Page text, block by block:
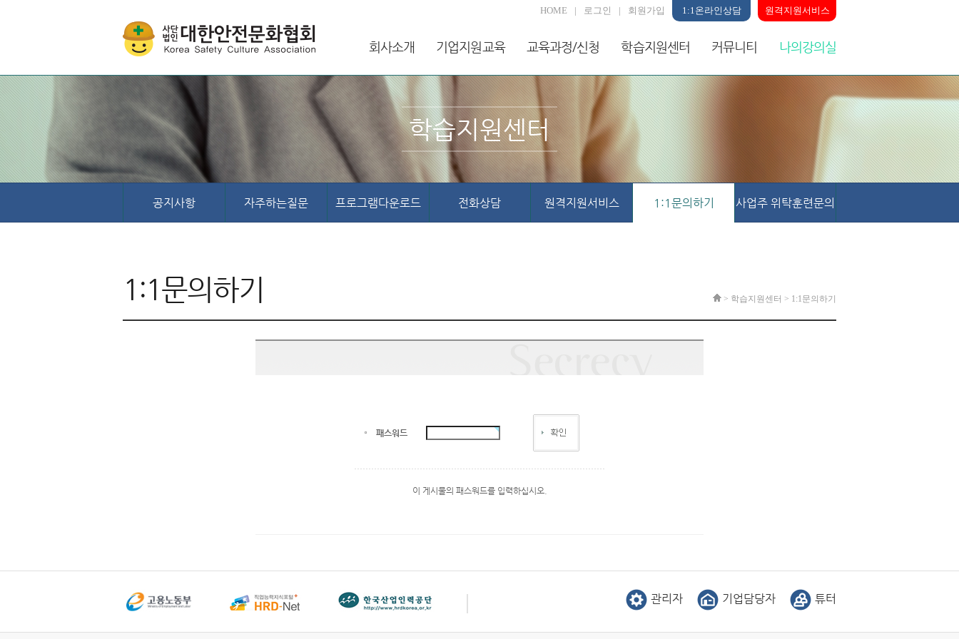
HOME 로그인 회원가입 1:1온라인상담 원격지원서비스
회사소개 기업지원교육 교육과정/신청 학습지원센터 커뮤니티 나의강의실
학습지원센터
공지사항 자주하는질문 프로그램다운로드 전화상담 원격지원서비스 1:1문의하기 사업주 위탁훈련문의
1:1문의하기 > 학습지원센터 > 1:1문의하기
패스워드
이 게시물의 패스워드를 입력하십시오.
관리자 기업담당자 튜터